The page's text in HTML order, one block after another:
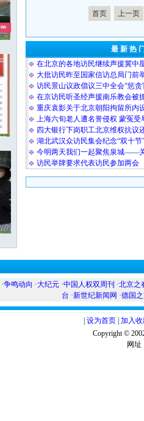
首页 上一页
最 新 热
在北京的各地访民继续声援冀中
大批访民昨至国家信访总局门前
访民景山议政倡议三中全会“惩贪
在京访民听圣经声援南乐教会被
重庆袁影关于北京朝阳拘留所内
上海六旬老人遭名誉侵权 蒙冤受
四大银行下岗职工北京维权抗议
湖北武汉众访民集会纪念“双十节
今明两天我们一起聚焦泉城——
访民举牌要求代表访民参加两会
·争鸣动向 ·大纪元 ·中国人权双周刊 ·北京之
台 ·新世纪新闻网 ·德国
设为首页 加入
Copyright ©
网址